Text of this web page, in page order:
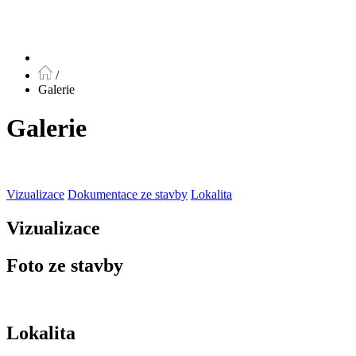
/
Galerie
Galerie
Vizualizace Dokumentace ze stavby Lokalita
Vizualizace
Foto ze stavby
Lokalita